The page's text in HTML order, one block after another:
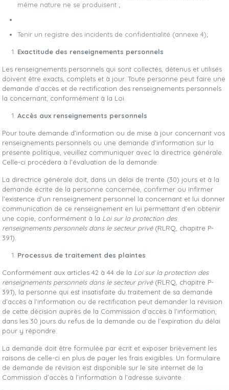
même nature ne se produisent ;
Tenir un registre des incidents de confidentialité (annexe 4);
Exactitude des renseignements personnels
Les renseignements personnels qui sont collectés, détenus et utilisés
doivent être exacts, complets et à jour. Toute personne peut faire une
demande d’accès et de rectification des renseignements personnels
la concernant, conformément à la Loi.
Accès aux renseignements personnels
Pour toute demande d’information ou de mise à jour concernant vos
renseignements personnels ou une demande d’information sur la
présente politique, veuillez communiquer avec la directrice générale.
Celle-ci procédera à l’évaluation de la demande.
La directrice générale doit, dans un délai de trente (30) jours et à la
demande écrite de la personne concernée, confirmer ou infirmer
l’existence d’un renseignement personnel la concernant et lui donner
communication de ce renseignement en lui permettant d’en obtenir
une copie, conformément à la Loi sur la protection des
renseignements personnels dans le secteur privé (RLRQ, chapitre P-
39.1).
Processus de traitement des plaintes
Conformément aux articles 42 à 44 de la Loi sur la protection des
renseignements personnels dans le secteur privé (RLRQ, chapitre P-
39.1), la personne qui est insatisfaite du traitement de sa demande
d’accès à l’information ou de rectification peut demander la révision
de cette décision auprès de la Commission d’accès à l’information,
dans les 30 jours du refus de la demande ou de l’expiration du délai
pour y répondre.
La demande doit être formulée par écrit et exposer brièvement les
raisons de celle-ci en plus de payer les frais exigibles. Un formulaire
de demande de révision est disponible sur le site internet de la
Commission d’accès à l’information à l’adresse suivante :